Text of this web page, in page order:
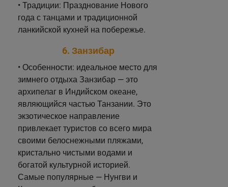
• Традиции: Празднование Нового
года с танцами и традиционной
ланкийской кухней на побережье.
6. Занзибар
• Особенности: идеальное место для
зимнего отдыха Занзибар — это
архипелаг в Индийском океане,
являющийся частью Танзании. Это
экзотическое направление
привлекает туристов со всего мира
своими белоснежными пляжами,
кристально чистыми водами и
богатой культурной историей.
Самые популярные — Нунгви и